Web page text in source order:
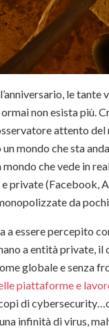
le
non esista più.
attento
mondo che sta
che vede in
e private (Facebook,
da pochi.
a essere percepito
a entità private,
globale e senza
piattaforme e
di
infinità di virus,